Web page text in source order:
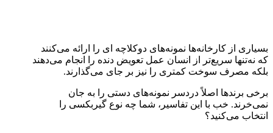
بسیاری از کارخانه‌ها نمونه‌های دوکلاچه ای را ارائه می‌کنند
که نه‌تنها سریع‌تر از انسان عمل تعویض دنده را انجام می‌دهند
بلکه مصرف سوخت کمتری را نیز بر جای می‌گذارند.
برخی برندها اصلاً دردسر نمونه‌های دستی را به جان
نمی‌خرند. خب با این تفاسیر، شما چه نوع گیربکسی را
انتخاب می‌کنید؟